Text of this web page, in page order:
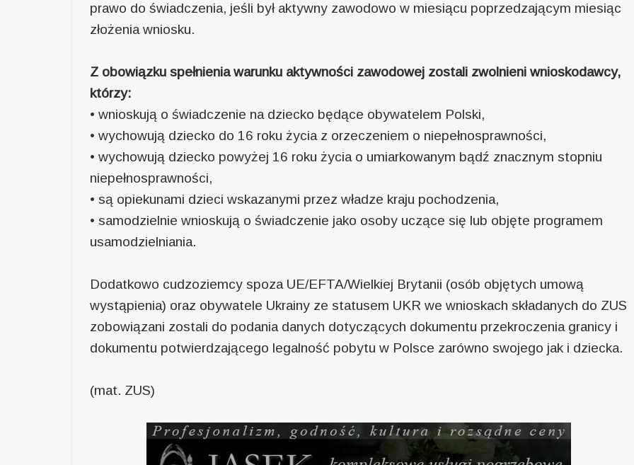
prawo do świadczenia, jeśli był aktywny zawodowo w miesiącu poprzedzającym miesiąc
złożenia wniosku.
Z obowiązku spełnienia warunku aktywności zawodowej zostali zwolnieni wnioskodawcy,
którzy:
• wnioskują o świadczenie na dziecko będące obywatelem Polski,
• wychowują dziecko do 16 roku życia z orzeczeniem o niepełnosprawności,
• wychowują dziecko powyżej 16 roku życia o umiarkowanym bądź znacznym stopniu
niepełnosprawności,
• są opiekunami dzieci wskazanymi przez władze kraju pochodzenia,
• samodzielnie wnioskują o świadczenie jako osoby uczące się lub objęte programem
usamodzielniania.
Dodatkowo cudzoziemcy spoza UE/EFTA/Wielkiej Brytanii (osób objętych umową
wystąpienia) oraz obywatele Ukrainy ze statusem UKR we wnioskach składanych do ZUS
zobowiązani zostali do podania danych dotyczących dokumentu przekroczenia granicy i
dokumentu potwierdzającego legalność pobytu w Polsce zarówno swojego jak i dziecka.
(mat. ZUS)